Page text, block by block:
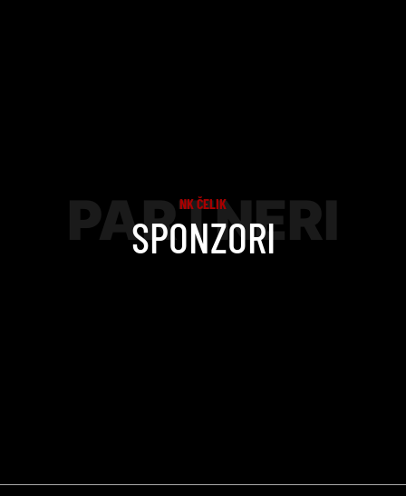
PARTNERI
NK ČELIK
SPONZORI